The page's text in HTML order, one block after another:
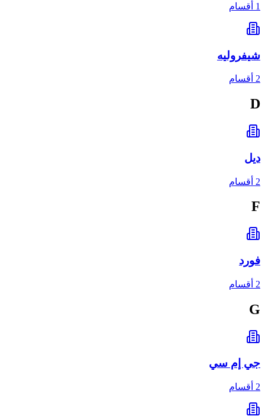
1 أقسام
شيفروليه
2 أقسام
D
ديل
2 أقسام
F
فورد
2 أقسام
G
جي إم سي
2 أقسام